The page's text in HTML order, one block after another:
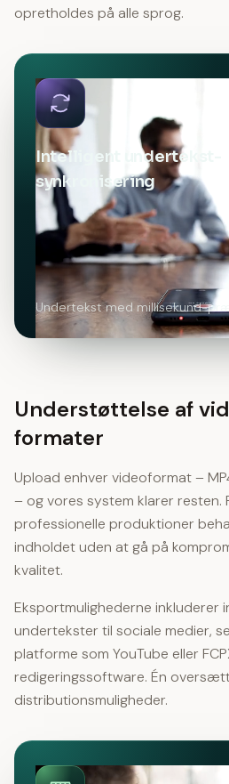
opretholdes på alle sprog.
Intelligent undertekst-
synkronisering
Undertekst med millisekund-
Understøttelse af
formater
Upload enhver videoformat –
– og vores system klarer resten.
professionelle produktioner
indholdet uden at gå på
kvalitet.
Eksportmulighederne
undertekster til sociale medier,
platforme som YouTube eller
redigeringssoftware. Én
distributionsmuligheder.